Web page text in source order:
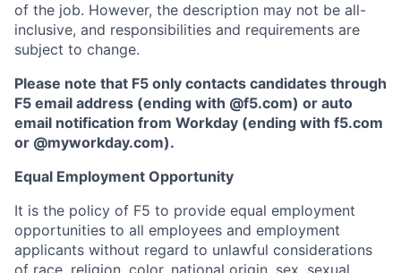
of the job. However, the description may not be all-
inclusive, and responsibilities and requirements are
subject to change.
Please note that F5 only contacts candidates through
F5 email address (ending with @f5.com) or auto
email notification from Workday (ending with f5.com
or @myworkday.com).
Equal Employment Opportunity
It is the policy of F5 to provide equal employment
opportunities to all employees and employment
applicants without regard to unlawful considerations
of race, religion, color, national origin, sex, sexual